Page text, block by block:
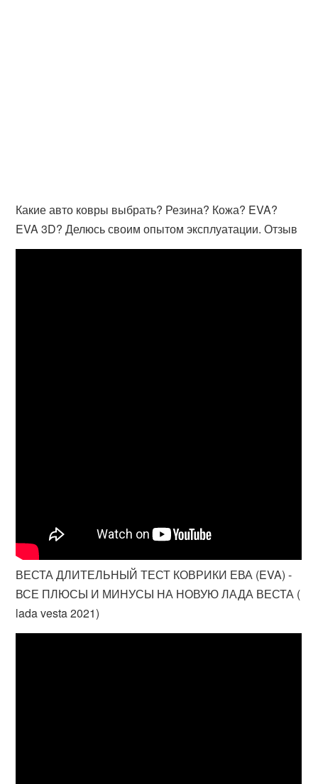
Какие авто ковры выбрать? Резина? Кожа? EVA?
EVA 3D? Делюсь своим опытом эксплуатации. Отзыв
ВЕСТА ДЛИТЕЛЬНЫЙ ТЕСТ КОВРИКИ ЕВА (EVA) -
ВСЕ ПЛЮСЫ И МИНУСЫ НА НОВУЮ ЛАДА ВЕСТА (
lada vesta 2021)